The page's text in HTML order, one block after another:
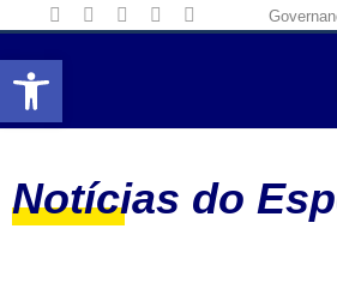
Abrir a barra de
Notícias do